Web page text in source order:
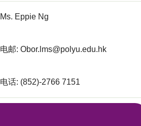
Ms. Eppie Ng
电邮: Obor.lms@polyu.edu.hk
电话: (852)-2766 7151